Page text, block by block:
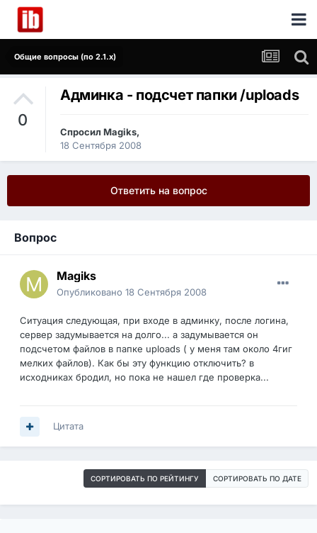
Общие вопросы (по 2.1.x)
0
Админка - подсчет папки /uploads
Спросил Magiks,
18 Сентября 2008
Ответить на вопрос
Вопрос
Magiks
Опубликовано 18 Сентября 2008
Ситуация следующая, при входе в админку, после логина,
сервер задумывается на долго... а задумывается он
подсчетом файлов в папке uploads ( у меня там около 4гиг
мелких файлов). Как бы эту функцию отключить? в
исходниках бродил, но пока не нашел где проверка...
Цитата
СОРТИРОВАТЬ ПО РЕЙТИНГУ СОРТИРОВАТЬ ПО ДАТЕ